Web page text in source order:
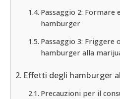
Passaggio 2: Formare
hamburger
Passaggio 3: Friggere
hamburger alla
Effetti degli hamburger
Precauzioni per il